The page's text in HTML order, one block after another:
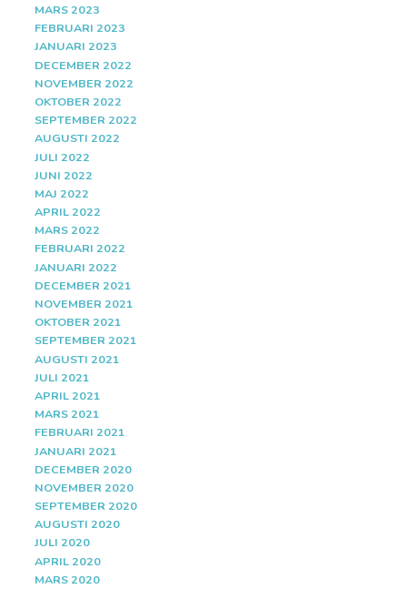
MARS 2023
FEBRUARI 2023
JANUARI 2023
DECEMBER 2022
NOVEMBER 2022
OKTOBER 2022
SEPTEMBER 2022
AUGUSTI 2022
JULI 2022
JUNI 2022
MAJ 2022
APRIL 2022
MARS 2022
FEBRUARI 2022
JANUARI 2022
DECEMBER 2021
NOVEMBER 2021
OKTOBER 2021
SEPTEMBER 2021
AUGUSTI 2021
JULI 2021
APRIL 2021
MARS 2021
FEBRUARI 2021
JANUARI 2021
DECEMBER 2020
NOVEMBER 2020
SEPTEMBER 2020
AUGUSTI 2020
JULI 2020
APRIL 2020
MARS 2020